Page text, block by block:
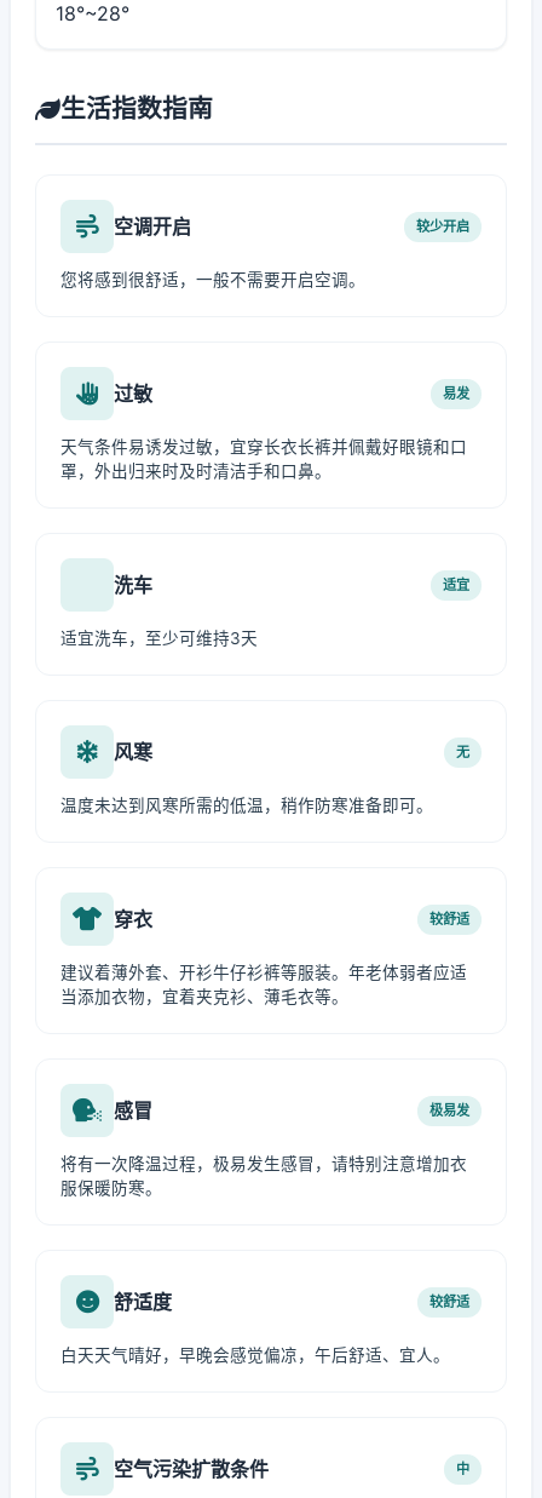
18°~28°
生活指数指南
空调开启 较少开启
您将感到很舒适，一般不需要开启空调。
过敏 易发
天气条件易诱发过敏，宜穿长衣长裤并佩戴好眼镜和口
罩，外出归来时及时清洁手和口鼻。
洗车 适宜
适宜洗车，至少可维持3天
风寒 无
温度未达到风寒所需的低温，稍作防寒准备即可。
穿衣 较舒适
建议着薄外套、开衫牛仔衫裤等服装。年老体弱者应适
当添加衣物，宜着夹克衫、薄毛衣等。
感冒 极易发
将有一次降温过程，极易发生感冒，请特别注意增加衣
服保暖防寒。
舒适度 较舒适
白天天气晴好，早晚会感觉偏凉，午后舒适、宜人。
空气污染扩散条件 中